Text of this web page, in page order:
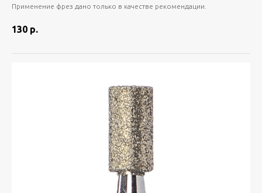
Применение фрез дано только в качестве рекомендации.
130 р.